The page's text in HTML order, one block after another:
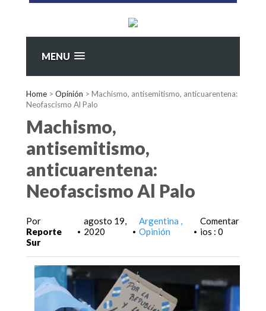
MENU
Home > Opinión > Machismo, antisemitismo, anticuarentena:
Neofascismo Al Palo
Machismo,
antisemitismo,
anticuarentena:
Neofascismo Al Palo
Por
Reporte
Sur
•
agosto 19,
2020
•
Argentina
Opinión
•
Comentar
ios : 0